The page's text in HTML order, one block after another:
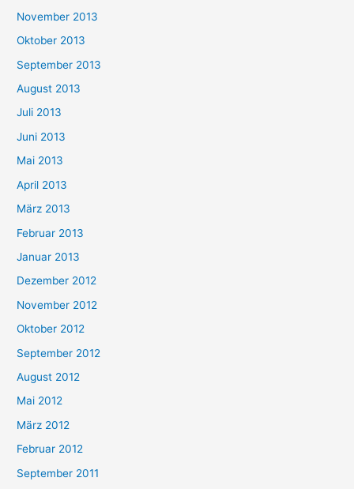
November 2013
Oktober 2013
September 2013
August 2013
Juli 2013
Juni 2013
Mai 2013
April 2013
März 2013
Februar 2013
Januar 2013
Dezember 2012
November 2012
Oktober 2012
September 2012
August 2012
Mai 2012
März 2012
Februar 2012
September 2011